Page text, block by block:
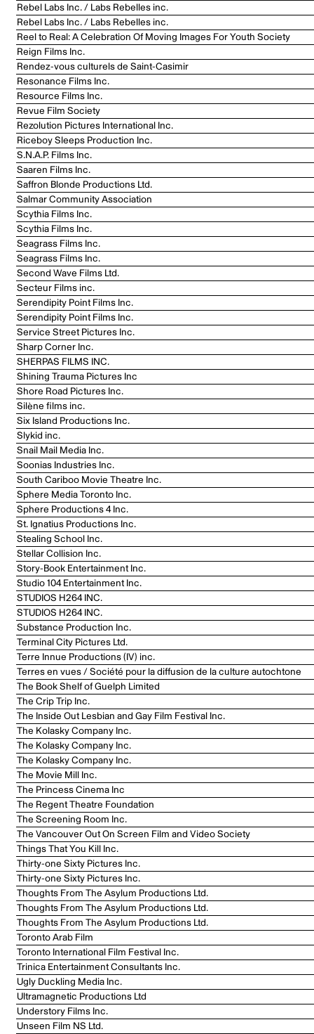
Rebel Labs Inc. / Labs Rebelles inc.
Rebel Labs Inc. / Labs Rebelles inc.
Reel to Real: A Celebration Of Moving Images For Youth Society
Reign Films Inc.
Rendez-vous culturels de Saint-Casimir
Resonance Films Inc.
Resource Films Inc.
Revue Film Society
Rezolution Pictures International Inc.
Riceboy Sleeps Production Inc.
S.N.A.P. Films Inc.
Saaren Films Inc.
Saffron Blonde Productions Ltd.
Salmar Community Association
Scythia Films Inc.
Scythia Films Inc.
Seagrass Films Inc.
Seagrass Films Inc.
Second Wave Films Ltd.
Secteur Films inc.
Serendipity Point Films Inc.
Serendipity Point Films Inc.
Service Street Pictures Inc.
Sharp Corner Inc.
SHERPAS FILMS INC.
Shining Trauma Pictures Inc
Shore Road Pictures Inc.
Silène films inc.
Six Island Productions Inc.
Slykid inc.
Snail Mail Media Inc.
Soonias Industries Inc.
South Cariboo Movie Theatre Inc.
Sphere Media Toronto Inc.
Sphere Productions 4 Inc.
St. Ignatius Productions Inc.
Stealing School Inc.
Stellar Collision Inc.
Story-Book Entertainment Inc.
Studio 104 Entertainment Inc.
STUDIOS H264 INC.
STUDIOS H264 INC.
Substance Production Inc.
Terminal City Pictures Ltd.
Terre Innue Productions (IV) inc.
Terres en vues / Société pour la diffusion de la culture autochtone
The Book Shelf of Guelph Limited
The Crip Trip Inc.
The Inside Out Lesbian and Gay Film Festival Inc.
The Kolasky Company Inc.
The Kolasky Company Inc.
The Kolasky Company Inc.
The Movie Mill Inc.
The Princess Cinema Inc
The Regent Theatre Foundation
The Screening Room Inc.
The Vancouver Out On Screen Film and Video Society
Things That You Kill Inc.
Thirty-one Sixty Pictures Inc.
Thirty-one Sixty Pictures Inc.
Thoughts From The Asylum Productions Ltd.
Thoughts From The Asylum Productions Ltd.
Thoughts From The Asylum Productions Ltd.
Toronto Arab Film
Toronto International Film Festival Inc.
Trinica Entertainment Consultants Inc.
Ugly Duckling Media Inc.
Ultramagnetic Productions Ltd
Understory Films Inc.
Unseen Film NS Ltd.